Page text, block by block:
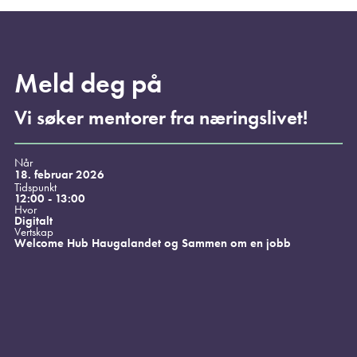
Meld deg på
Vi søker mentorer fra næringslivet!
Når
18. februar 2026
Tidspunkt
12:00 - 13:00
Hvor
Digitalt
Vertskap
Welcome Hub Haugalandet og Sammen om en jobb